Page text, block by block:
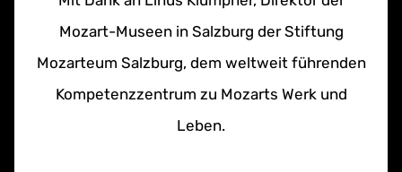
Mozart-Museen in Salzburg der Stiftung
Mozarteum Salzburg, dem weltweit führenden
Kompetenzzentrum zu Mozarts Werk und
Leben.